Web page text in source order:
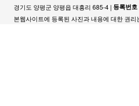
경기도 양평군 양평읍 대흥리 685-4 | 등록번호
본웹사이트에 등록된 사진과 내용에 대한 권